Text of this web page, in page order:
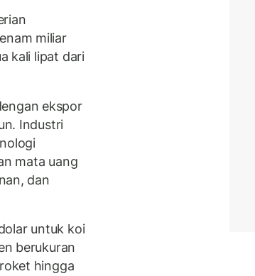
miliar
kali lipat dari
ekspor
Industri
mata uang
dan
untuk koi
berukuran
hingga